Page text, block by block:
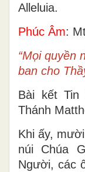
Alleluia.
Phúc Âm:
“Mọi quyền
ban cho
Bài kết Tin
Thánh
Khi ấy,
núi Chúa
Người, các